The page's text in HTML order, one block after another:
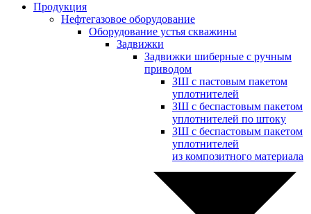
Продукция
Нефтегазовое оборудование
Оборудование устья скважины
Задвижки
Задвижки шиберные с ручным
приводом
ЗШ с пастовым пакетом
уплотнителей
ЗШ с беспастовым пакетом
уплотнителей по штоку
ЗШ с беспастовым пакетом
уплотнителей
из композитного материала